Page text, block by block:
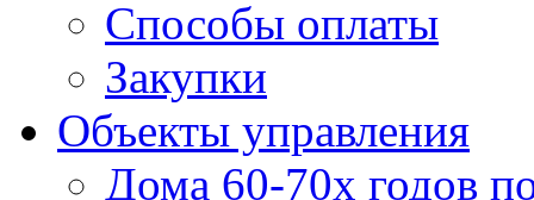
Способы оплаты
Закупки
Объекты управления
Дома 60-70х годов